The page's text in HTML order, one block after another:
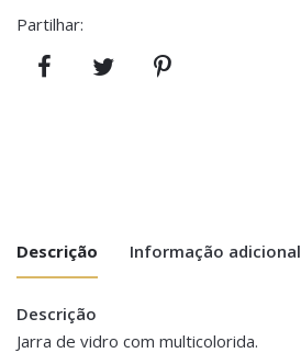
Partilhar:
Descrição Informação adicional
Descrição
Jarra de vidro com multicolorida.
0.500 kg